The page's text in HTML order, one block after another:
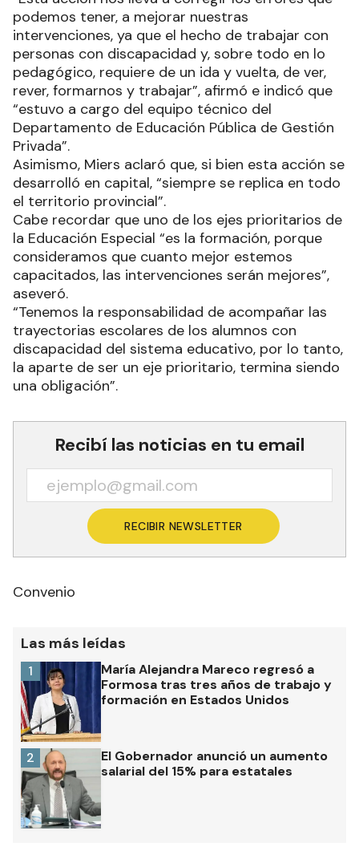
podemos tener, a mejorar nuestras
intervenciones, ya que el hecho de trabajar con
personas con discapacidad y, sobre todo en lo
pedagógico, requiere de un ida y vuelta, de ver,
rever, formarnos y trabajar”, afirmó e indicó que
“estuvo a cargo del equipo técnico del
Departamento de Educación Pública de Gestión
Privada”.
Asimismo, Miers aclaró que, si bien esta acción se
desarrolló en capital, “siempre se replica en todo
el territorio provincial”.
Cabe recordar que uno de los ejes prioritarios de
la Educación Especial “es la formación, porque
consideramos que cuanto mejor estemos
capacitados, las intervenciones serán mejores”,
aseveró.
“Tenemos la responsabilidad de acompañar las
trayectorias escolares de los alumnos con
discapacidad del sistema educativo, por lo tanto,
la aparte de ser un eje prioritario, termina siendo
una obligación”.
Recibí las noticias en tu email
RECIBIR NEWSLETTER
Convenio
Las más leídas
María Alejandra Mareco regresó a
Formosa tras tres años de trabajo y
formación en Estados Unidos
1
El Gobernador anunció un aumento
salarial del 15% para estatales
2